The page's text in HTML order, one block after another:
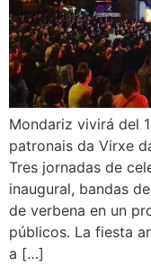
Mondariz vivirá del
patronais da Virxe
Tres jornadas de
inaugural, bandas
de verbena en un
públicos. La fiesta
a […]